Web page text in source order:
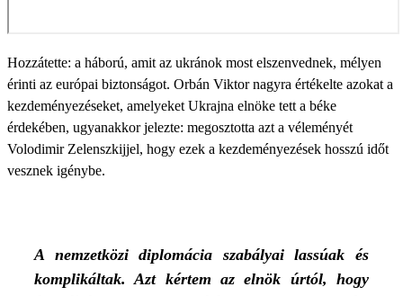
Hozzátette: a háború, amit az ukránok most elszenvednek, mélyen
érinti az európai biztonságot. Orbán Viktor nagyra értékelte azokat a
kezdeményezéseket, amelyeket Ukrajna elnöke tett a béke
érdekében, ugyanakkor jelezte: megosztotta azt a véleményét
Volodimir Zelenszkijjel, hogy ezek a kezdeményezések hosszú időt
vesznek igénybe.
A nemzetközi diplomácia szabályai lassúak és
komplikáltak. Azt kértem az elnök úrtól, hogy